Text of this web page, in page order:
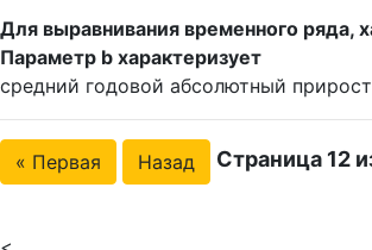
Для выравнивания временного ряда,
Параметр b характеризует
средний годовой абсолютный прирост
« Первая Назад Страница 12